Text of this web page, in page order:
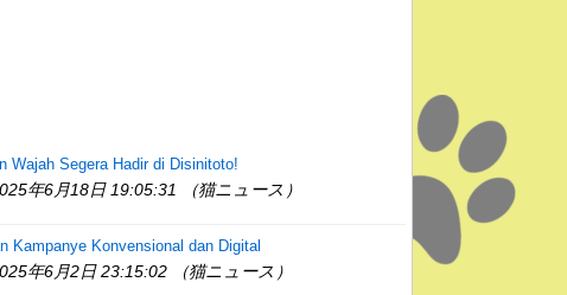
Wajah Segera Hadir di Disinitoto!
年6月18日 19:05:31 （猫ニュース）
Kampanye Konvensional dan Digital
年6月2日 23:15:02 （猫ニュース）